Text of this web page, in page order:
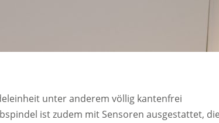
unter anderem völlig kantenfrei
ist zudem mit Sensoren ausgestattet, die